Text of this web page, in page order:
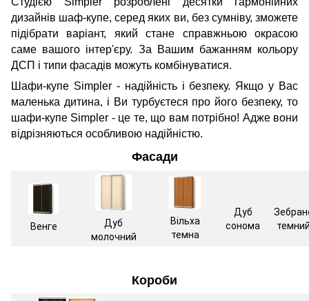
дизайнів шаф-купе, серед яких ви, без сумніву, зможете
підібрати варіант, який стане справжньою окрасою
саме вашого інтер'єру. За Вашим бажанням кольору
ДСП і типи фасадів можуть комбінуватися.
Шафи-купе Simpler - надійність і безпеку. Якщо у Вас
маленька дитина, і Ви турбуєтеся про його безпеку, то
шафи-купе Simpler - це те, що вам потрібно! Адже вони
відрізняються особливою надійністю.
Фасади
Венге
Дуб
молочний
Вільха
темна
Дуб
сонома
Короби